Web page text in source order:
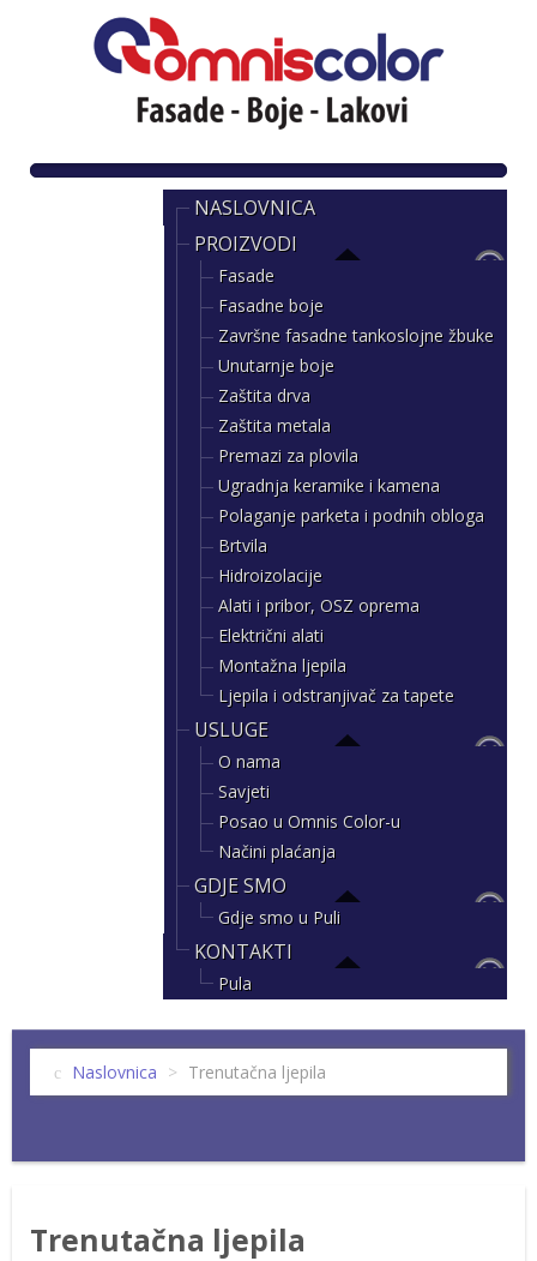
NASLOVNICA
PROIZVODI
Fasade
Fasadne boje
Završne fasadne tankoslojne žbuke
Unutarnje boje
Zaštita drva
Zaštita metala
Premazi za plovila
Ugradnja keramike i kamena
Polaganje parketa i podnih obloga
Brtvila
Hidroizolacije
Alati i pribor, OSZ oprema
Električni alati
Montažna ljepila
Ljepila i odstranjivač za tapete
USLUGE
O nama
Savjeti
Posao u Omnis Color-u
Načini plaćanja
GDJE SMO
Gdje smo u Puli
KONTAKTI
Pula
Naslovnica > Trenutačna ljepila
Trenutačna ljepila